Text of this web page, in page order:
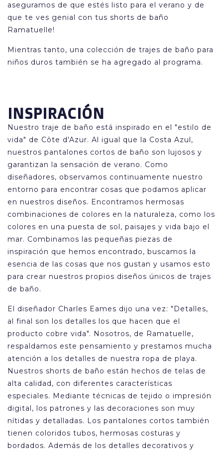
aseguramos de que estés listo para el verano y de
que te ves genial con tus shorts de baño
Ramatuelle!
Mientras tanto, una colección de trajes de baño para
niños duros también se ha agregado al programa.
INSPIRACIÓN
Nuestro traje de baño está inspirado en el "estilo de
vida" de Côte d'Azur. Al igual que la Costa Azul,
nuestros pantalones cortos de baño son lujosos y
garantizan la sensación de verano. Como
diseñadores, observamos continuamente nuestro
entorno para encontrar cosas que podamos aplicar
en nuestros diseños. Encontramos hermosas
combinaciones de colores en la naturaleza, como los
colores en una puesta de sol, paisajes y vida bajo el
mar. Combinamos las pequeñas piezas de
inspiración que hemos encontrado, buscamos la
esencia de las cosas que nos gustan y usamos esto
para crear nuestros propios diseños únicos de trajes
de baño.
El diseñador Charles Eames dijo una vez: "Detalles,
al final son los detalles los que hacen que el
producto cobre vida". Nosotros, de Ramatuelle,
respaldamos este pensamiento y prestamos mucha
atención a los detalles de nuestra ropa de playa.
Nuestros shorts de baño están hechos de telas de
alta calidad, con diferentes características
especiales. Mediante técnicas de tejido o impresión
digital, los patrones y las decoraciones son muy
nítidas y detalladas. Los pantalones cortos también
tienen coloridos tubos, hermosas costuras y
bordados. Además de los detalles decorativos y